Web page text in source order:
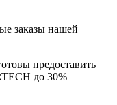
заказы нашей
предоставить
до 30%